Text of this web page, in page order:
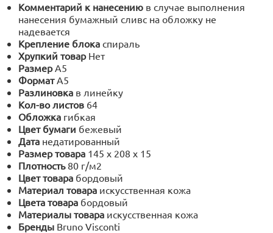
Комментарий к нанесению в случае выполнения
нанесения бумажный сливс на обложку не
надевается
Крепление блока спираль
Хрупкий товар Нет
Размер А5
Формат А5
Разлиновка в линейку
Кол-во листов 64
Обложка гибкая
Цвет бумаги бежевый
Дата недатированный
Размер товара 145 х 208 х 15
Плотность 80 г/м2
Цвет товара бордовый
Материал товара искусственная кожа
Цвета товара бордовый
Материалы товара искусственная кожа
Бренды Bruno Visconti